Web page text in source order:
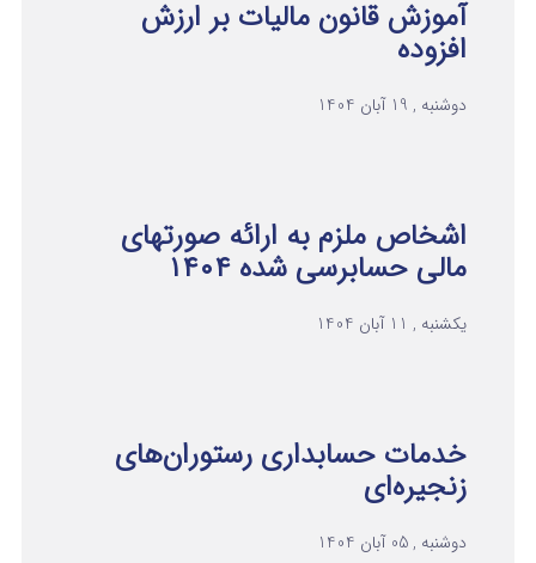
آموزش قانون مالیات بر ارزش
افزوده
دوشنبه , 19 آبان 1404
اشخاص ملزم به ارائه صورتهای
مالی حسابرسی شده ۱۴۰۴
یکشنبه , 11 آبان 1404
خدمات حسابداری رستوران‌های
زنجیره‌ای
دوشنبه , 05 آبان 1404